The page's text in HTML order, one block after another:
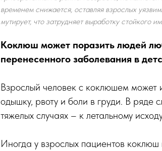
временем снижается, оставляя взрослых
мутирует, что затрудняет выработку стойкого
Коклюш может поразить людей
перенесенного заболевания в
Взрослый человек с коклюшем может
одышку, рвоту и боли в груди. В ряде
тяжелых случаях – к летальному
Иногда у взрослых пациентов